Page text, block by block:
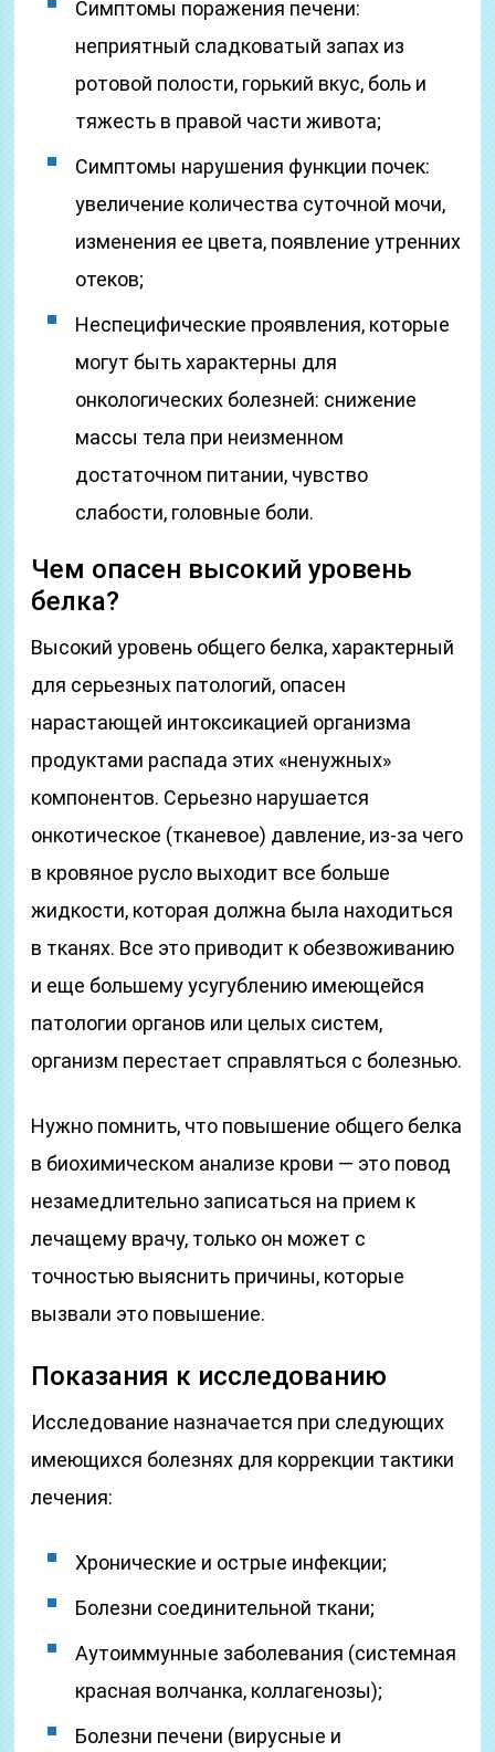
Симптомы поражения печени:
неприятный сладковатый запах из
ротовой полости, горький вкус, боль и
тяжесть в правой части живота;
Симптомы нарушения функции почек:
увеличение количества суточной мочи,
изменения ее цвета, появление утренних
отеков;
Неспецифические проявления, которые
могут быть характерны для
онкологических болезней: снижение
массы тела при неизменном
достаточном питании, чувство
слабости, головные боли.
Чем опасен высокий уровень
белка?
Высокий уровень общего белка, характерный
для серьезных патологий, опасен
нарастающей интоксикацией организма
продуктами распада этих «ненужных»
компонентов. Серьезно нарушается
онкотическое (тканевое) давление, из-за чего
в кровяное русло выходит все больше
жидкости, которая должна была находиться
в тканях. Все это приводит к обезвоживанию
и еще большему усугублению имеющейся
патологии органов или целых систем,
организм перестает справляться с болезнью.
Нужно помнить, что повышение общего белка
в биохимическом анализе крови — это повод
незамедлительно записаться на прием к
лечащему врачу, только он может с
точностью выяснить причины, которые
вызвали это повышение.
Показания к исследованию
Исследование назначается при следующих
имеющихся болезнях для коррекции тактики
лечения:
Хронические и острые инфекции;
Болезни соединительной ткани;
Аутоиммунные заболевания (системная
красная волчанка, коллагенозы);
Болезни печени (вирусные и